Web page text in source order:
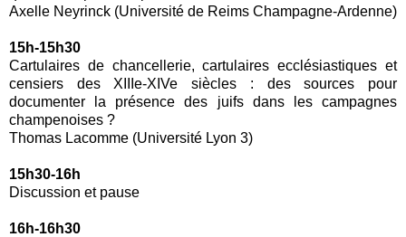
Axelle Neyrinck (Université de Reims Champagne-Ardenne)
15h-15h30
Cartulaires de chancellerie, cartulaires ecclésiastiques et
censiers des XIIIe-XIVe siècles : des sources pour
documenter la présence des juifs dans les campagnes
champenoises ?
Thomas Lacomme (Université Lyon 3)
15h30-16h
Discussion et pause
16h-16h30